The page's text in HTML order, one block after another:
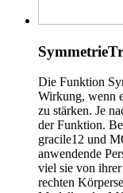
Die Funktion
Wirkung, wenn
zu stärken. Je
der Funktion.
gracile12 und
anwendende
viel sie von
rechten